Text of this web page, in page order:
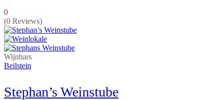
0
(0 Reviews)
Wijnbars
Beilstein
Stephan’s Weinstube